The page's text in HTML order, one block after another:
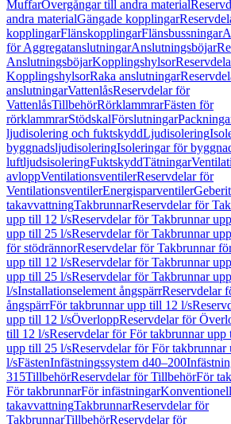
MuffarÖvergångar till andra material
andra materialGängade kopplingar
kopplingarFlänskopplingarFlänsbussningar
för AggregatanslutningarAnslutningsböjar
AnslutningsböjarKopplingshylsor
KopplingshylsorRaka anslutningar
anslutningarVattenlåsReservdelar för
VattenlåsTillbehörRörklammrarFästen för
rörklammrarStödskalFörslutningar
ljudisolering och fuktskyddLjudisolering
byggnadsljudisoleringIsoleringar för
luftljudsisoleringFuktskyddTätningar
avloppVentilationsventilerReservdelar för
VentilationsventilerEnergisparventiler
takavvattningTakbrunnarReservdelar för
upp till 12 l/sReservdelar för Takbrunnar
upp till 25 l/sReservdelar för Takbrunnar
för stödrännorReservdelar för Takbrunnar
upp till 12 l/sReservdelar för Takbrunnar
upp till 25 l/sReservdelar för Takbrunnar
l/sInstallationselement ångspärrReservdelar
ångspärrFör takbrunnar upp till 12 l/s
upp till 12 l/sÖverloppReservdelar för
till 12 l/sReservdelar för För takbrunnar upp
upp till 25 l/sReservdelar för För
l/sFästenInfästningssystem d40–200
315TillbehörReservdelar för TillbehörFör
För takbrunnarFör infästningarKonventionell
takavvattningTakbrunnarReservdelar för
TakbrunnarTillbehörReservdelar för